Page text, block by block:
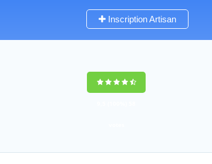
Inscription Artisan